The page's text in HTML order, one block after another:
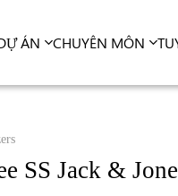
ÁN CHUYÊN MÔN
SS Jack &